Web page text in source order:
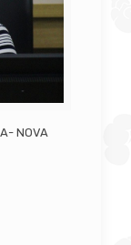
NOVA